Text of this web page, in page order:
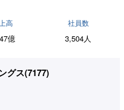
高
億
社員数
3,504人
グス(7177)